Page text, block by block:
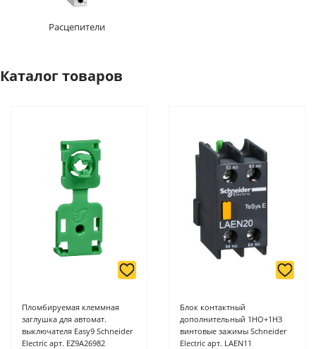
Расцепители
Каталог товаров
Пломбируемая клеммная
заглушка для автомат.
выключателя Easy9 Schneider
Electric арт. EZ9A26982
Блок контактный
дополнительный 1НО+1НЗ
винтовые зажимы Schneider
Electric арт. LAEN11